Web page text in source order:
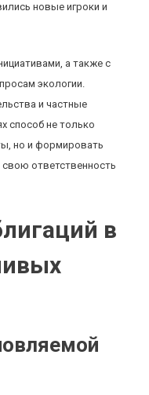
новые игроки и
а также с
экологии.
и частные
способ не только
но и формировать
ответственность
в